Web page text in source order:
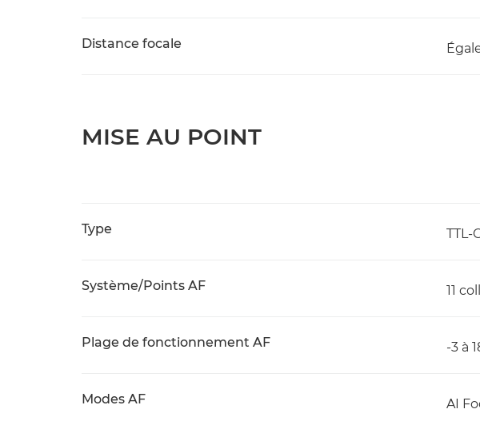
Distance focale
MISE AU POINT
Type TTL-
Système/Points AF 11
Plage de fonctionnement AF -3 à
Modes AF AI